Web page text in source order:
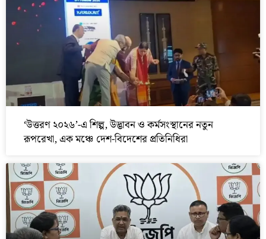
‘উত্তরণ ২০২৬’-এ শিল্প, উদ্ভাবন ও কর্মসংস্থানের নতুন
রূপরেখা, এক মঞ্চে দেশ-বিদেশের প্রতিনিধিরা